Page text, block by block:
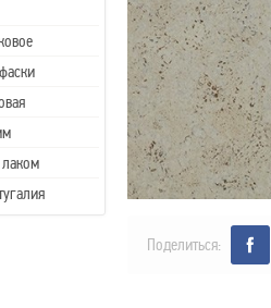
Поделиться: